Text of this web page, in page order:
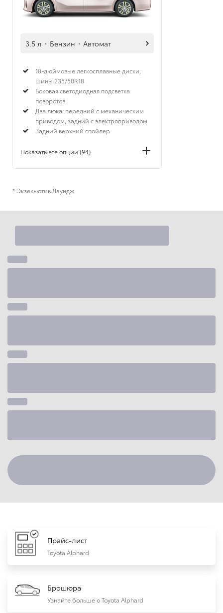
3.5 л · Бензин · Автомат
18-дюймовые легкосплавные диски,
шины 235/50R18
Боковая светодиодная подсветка
поворотов
Два люка: передний с механическим
приводом, задний с электроприводом
Задний верхний спойлер
Показать все опции (94)
* Экзекьютив Лаундж
Прайс-лист
Toyota Alphard
Брошюра
Узнайте больше о Toyota Alphard